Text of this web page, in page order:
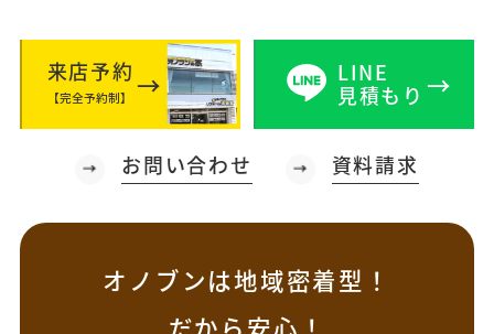
来店予約
【完全予約制】
LINE
見積もり
お問い合わせ 資料請求
オノブンは地域密着型！
だから安心！